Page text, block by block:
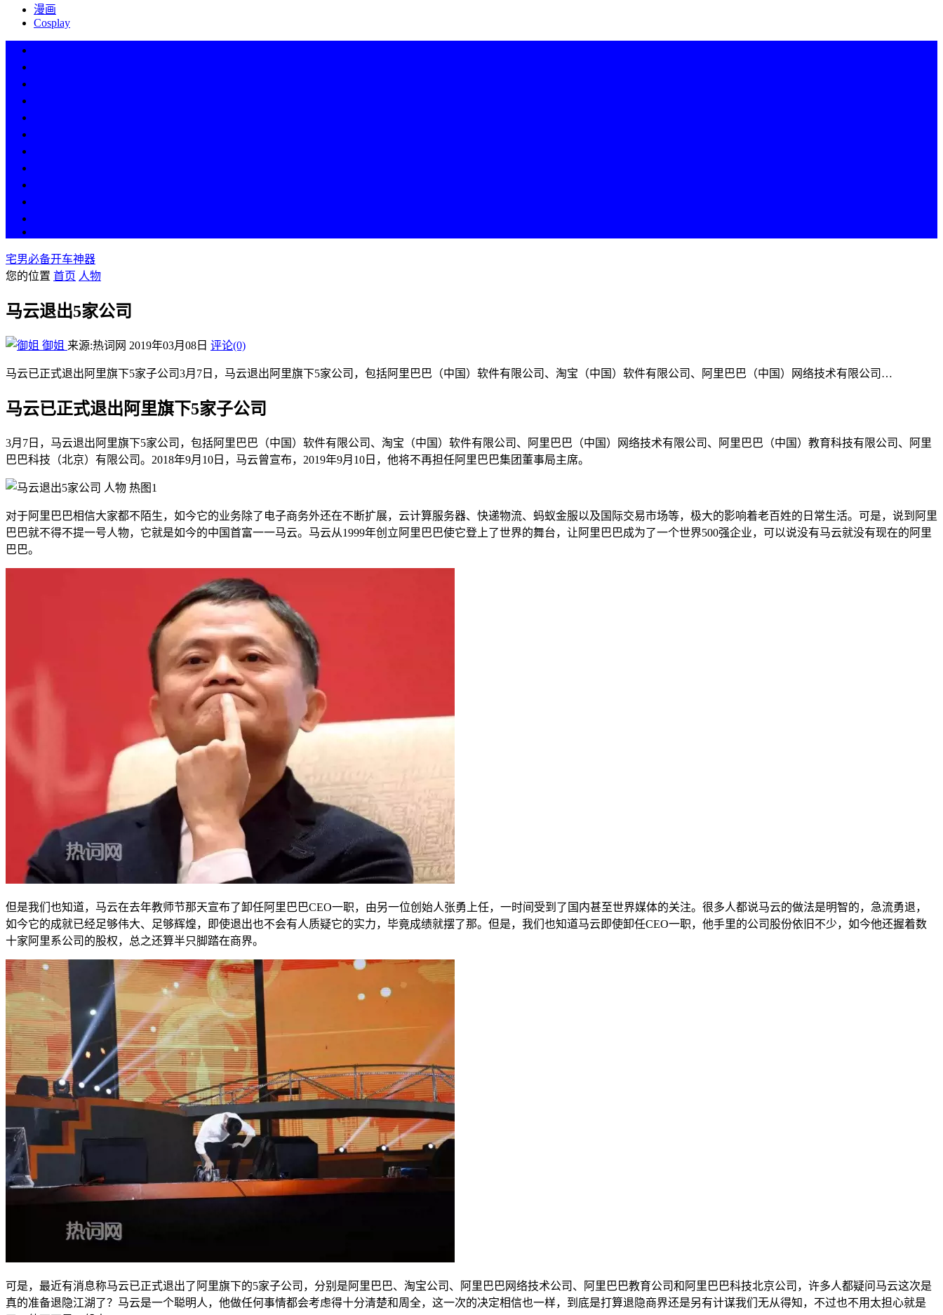
漫画
Cosplay
宅男必备开车神器
您的位置 首页 人物
马云退出5家公司
御姐 来源:热词网 2019年03月08日 评论(0)
马云已正式退出阿里旗下5家子公司3月7日，马云退出阿里旗下5家公司，包括阿里巴巴（中国）软件有限公司、淘宝（中国）软件有限公司、阿里巴巴（中国）网络技术有限公司…
马云已正式退出阿里旗下5家子公司
3月7日，马云退出阿里旗下5家公司，包括阿里巴巴（中国）软件有限公司、淘宝（中国）软件有限公司、阿里巴巴（中国）网络技术有限公司、阿里巴巴（中国）教育科技有限公司、阿里
巴巴科技（北京）有限公司。2018年9月10日，马云曾宣布，2019年9月10日，他将不再担任阿里巴巴集团董事局主席。
对于阿里巴巴相信大家都不陌生，如今它的业务除了电子商务外还在不断扩展，云计算服务器、快递物流、蚂蚁金服以及国际交易市场等，极大的影响着老百姓的日常生活。可是，说到阿里
巴巴就不得不提一号人物，它就是如今的中国首富一一马云。马云从1999年创立阿里巴巴使它登上了世界的舞台，让阿里巴巴成为了一个世界500强企业，可以说没有马云就没有现在的阿里
巴巴。
但是我们也知道，马云在去年教师节那天宣布了卸任阿里巴巴CEO一职，由另一位创始人张勇上任，一时间受到了国内甚至世界媒体的关注。很多人都说马云的做法是明智的，急流勇退，
如今它的成就已经足够伟大、足够辉煌，即使退出也不会有人质疑它的实力，毕竟成绩就摆了那。但是，我们也知道马云即使卸任CEO一职，他手里的公司股份依旧不少，如今他还握着数
十家阿里系公司的股权，总之还算半只脚踏在商界。
可是，最近有消息称马云已正式退出了阿里旗下的5家子公司，分别是阿里巴巴、淘宝公司、阿里巴巴网络技术公司、阿里巴巴教育公司和阿里巴巴科技北京公司，许多人都疑问马云这次是
真的准备退隐江湖了？马云是一个聪明人，他做任何事情都会考虑得十分清楚和周全，这一次的决定相信也一样，到底是打算退隐商界还是另有计谋我们无从得知，不过也不用太担心就是